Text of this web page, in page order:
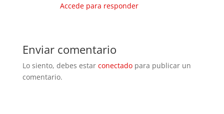
Accede para responder
Enviar comentario
Lo siento, debes estar conectadopara publicar un
comentario.